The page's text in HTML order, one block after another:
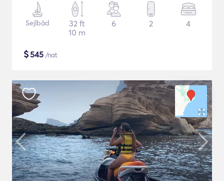
Sejlbåd
32 ft
10 m
6 2 4
$545 /nat